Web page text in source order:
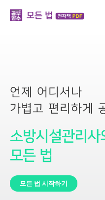
언제 어디서나
가볍고 편리하게
소방시설관리사
모든 법
모든 법 시작하기